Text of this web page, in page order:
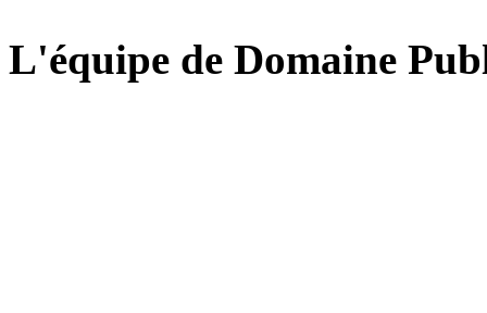
L'équipe de Domaine